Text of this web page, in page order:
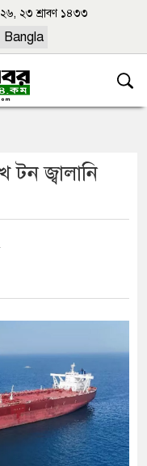
২৩ শ্রাবণ ১৪৩৩
Bangla
জ্বালানি